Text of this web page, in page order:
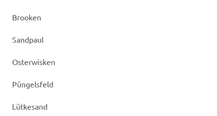
Brooken
Sandpaul
Osterwisken
Püngelsfeld
Lütkesand